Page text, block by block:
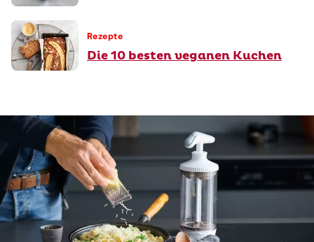
Rezepte
Die 10 besten veganen Kuchen